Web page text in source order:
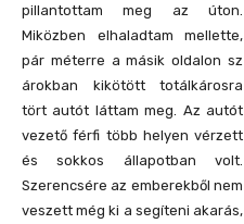
pillantottam meg az úton.
Miközben elhaladtam mellette,
pár méterre a másik oldalon sz
árokban kikötött totálkárosra
tört autót láttam meg. Az autót
vezető férfi több helyen vérzett
és sokkos állapotban volt.
Szerencsére az emberekből nem
veszett még ki a segíteni akarás,